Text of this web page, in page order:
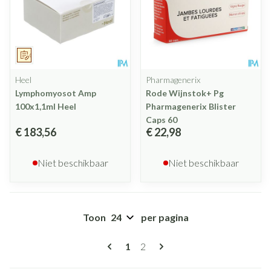
Op voorschrift
Heel
Lymphomyosot Amp
100x1,1ml Heel
€ 183,56
Niet beschikbaar
Pharmagenerix
Rode Wijnstok+ Pg
Pharmagenerix Blister
Caps 60
€ 22,98
Niet beschikbaar
Pagina's
U lees momenteel pagina
1 Pagina
2
Toon per pagina